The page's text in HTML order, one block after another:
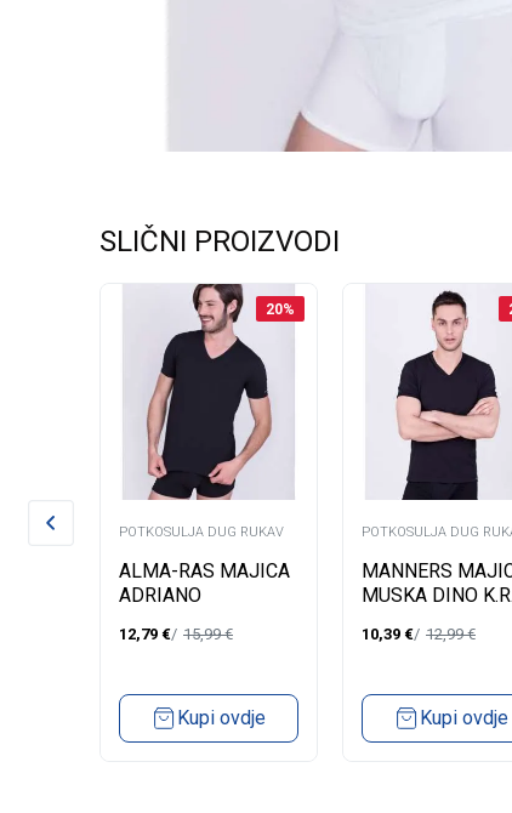
SLIČNI PROIZVODI
20%
POTKOSULJA DUG RUKAV
ALMA-RAS MAJICA
ADRIANO
12,79 € 15,99€
Kupi ovdje
POTKOSULJA DUG
MANNERS
MUSKA DINO K.R.
10,39 € 12,99€
Kupi ovdje